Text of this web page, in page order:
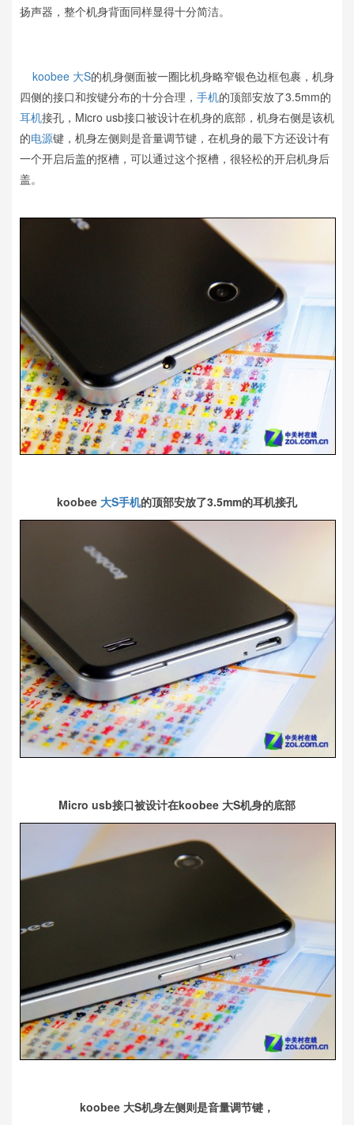
扬声器，整个机身背面同样显得十分简洁。
koobee 大S的机身侧面被一圈比机身略窄银色边框包裹，机身
四侧的接口和按键分布的十分合理， 手机的顶部安放了3.5mm的
耳机接孔，Micro usb接口被设计在机身的底部，机身右侧是该机
的电源键，机身左侧则是音量调节键，在机身的最下方还设计有
一个开启后盖的抠槽，可以通过这个抠槽，很轻松的开启机身后
盖。
koobee 大S手机的顶部安放了3.5mm的耳机接孔
Micro usb接口被设计在koobee 大S机身的底部
koobee 大S机身左侧则是音量调节键，